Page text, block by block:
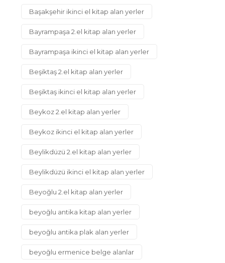
Başakşehir ikinci el kitap alan yerler
Bayrampaşa 2.el kitap alan yerler
Bayrampaşa ikinci el kitap alan yerler
Beşiktaş 2.el kitap alan yerler
Beşiktaş ikinci el kitap alan yerler
Beykoz 2.el kitap alan yerler
Beykoz ikinci el kitap alan yerler
Beylikdüzü 2.el kitap alan yerler
Beylikdüzü ikinci el kitap alan yerler
Beyoğlu 2.el kitap alan yerler
beyoğlu antika kitap alan yerler
beyoğlu antika plak alan yerler
beyoğlu ermenice belge alanlar